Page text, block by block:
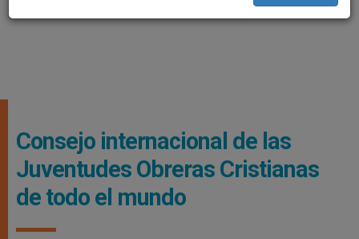
Consejo internacional de las
Juventudes Obreras Cristianas
de todo el mundo